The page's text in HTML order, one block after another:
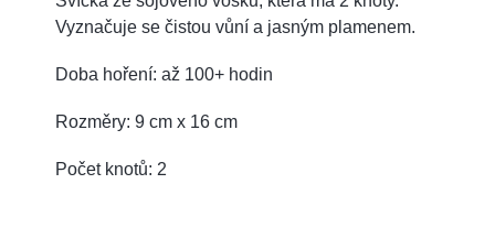
Vyznačuje se čistou vůní a jasným plamenem.
Doba hoření: až 100+ hodin
Rozměry: 9 cm x 16 cm
Počet knotů: 2